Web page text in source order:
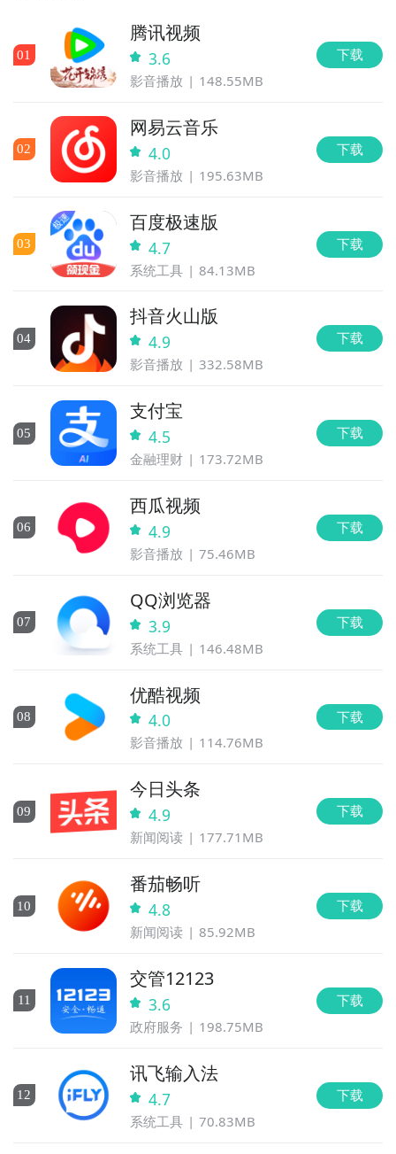
01
腾讯视频
3.6
影音播放 148.55MB
下载
02
网易云音乐
4.0
影音播放 195.63MB
下载
03
百度极速版
4.7
系统工具 84.13MB
下载
04
抖音火山版
4.9
影音播放 332.58MB
下载
05
支付宝
4.5
金融理财 173.72MB
下载
06
西瓜视频
4.9
影音播放 75.46MB
下载
07
QQ浏览器
3.9
系统工具 146.48MB
下载
08
优酷视频
4.0
影音播放 114.76MB
下载
09
今日头条
4.9
新闻阅读 177.71MB
下载
10
番茄畅听
4.8
新闻阅读 85.92MB
下载
11
交管12123
3.6
政府服务 198.75MB
下载
12
讯飞输入法
4.7
系统工具 70.83MB
下载